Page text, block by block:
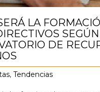
LA
DE
, Tendencias